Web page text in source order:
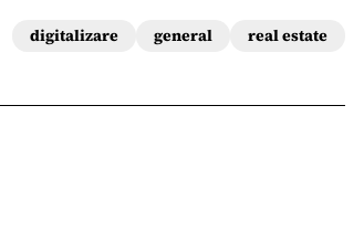
digitalizare general real estate